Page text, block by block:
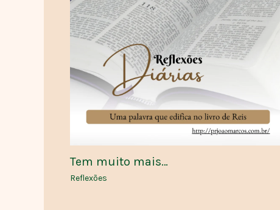
Tem muito mais…
Reflexões